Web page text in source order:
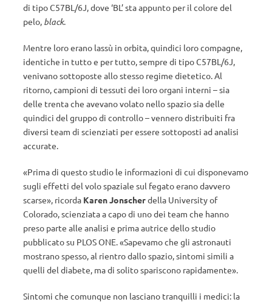
di tipo C57BL/6J, dove ‘BL’ sta appunto per il colore del
pelo, black.
Mentre loro erano lassù in orbita, quindici loro compagne,
identiche in tutto e per tutto, sempre di tipo C57BL/6J,
venivano sottoposte allo stesso regime dietetico. Al
ritorno, campioni di tessuti dei loro organi interni – sia
delle trenta che avevano volato nello spazio sia delle
quindici del gruppo di controllo – vennero distribuiti fra
diversi team di scienziati per essere sottoposti ad analisi
accurate.
«Prima di questo studio le informazioni di cui disponevamo
sugli effetti del volo spaziale sul fegato erano davvero
scarse», ricorda Karen Jonscherdella University of
Colorado, scienziata a capo di uno dei team che hanno
preso parte alle analisi e prima autrice dello studio
pubblicato su PLOS ONE. «Sapevamo che gli astronauti
mostrano spesso, al rientro dallo spazio, sintomi simili a
quelli del diabete, ma di solito spariscono rapidamente».
Sintomi che comunque non lasciano tranquilli i medici: la